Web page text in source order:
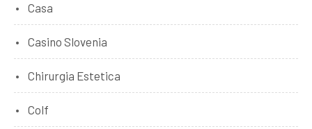
Casa
Casino Slovenia
Chirurgia Estetica
Colf